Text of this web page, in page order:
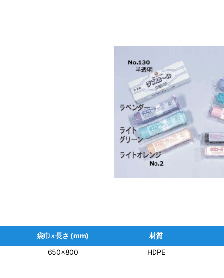
袋巾×長さ (mm) 材質
650×800 HDPE